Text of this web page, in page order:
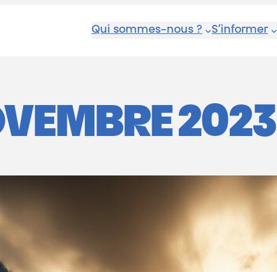
Qui sommes-nous ? S’informer
2023